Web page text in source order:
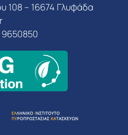
108 – 16674 Γλυφάδα